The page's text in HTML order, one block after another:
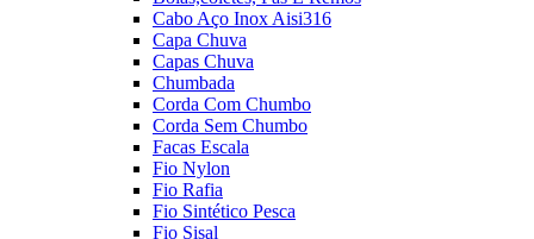
Cabo Aço Inox Aisi316
Capa Chuva
Capas Chuva
Chumbada
Corda Com Chumbo
Corda Sem Chumbo
Facas Escala
Fio Nylon
Fio Rafia
Fio Sintético Pesca
Fio Sisal